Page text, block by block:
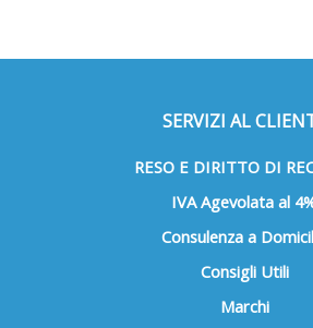
SERVIZI AL
RESO E DIRITTO DI
IVA Agevolata al
Consulenza a
Consigli Utili
Marchi